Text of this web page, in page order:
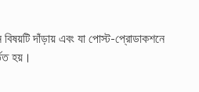
দাঁড়ায় এবং যা পোস্ট-প্রোডাকশনে
হয়।